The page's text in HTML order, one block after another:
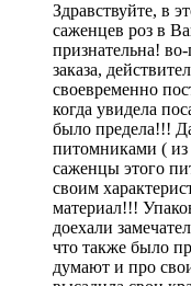
Здравствуйте, в
саженцев роз в
признательна!
заказа,
своевременно
когда увидела
было предела!!!
питомниками ( из
саженцы этого
своим
материал!!!
доехали
что также было
думают и про